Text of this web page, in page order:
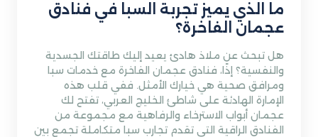
ما الذي يميز تجربة السبا في فنادق
عجمان الفاخرة؟
هل تبحث عن ملاذ هادئ يعيد إليك طاقتك الجسدية
والنفسية؟ إذًا، فنادق عجمان الفاخرة مع خدمات سبا
ومرافق صحية هي خيارك الأمثل. ففي قلب هذه
الإمارة الهادئة على شاطئ الخليج العربي، تفتح لك
عجمان أبواب الاسترخاء والرفاهية مع مجموعة من
الفنادق الراقية التي تقدم تجارب سبا متكاملة تجمع بين